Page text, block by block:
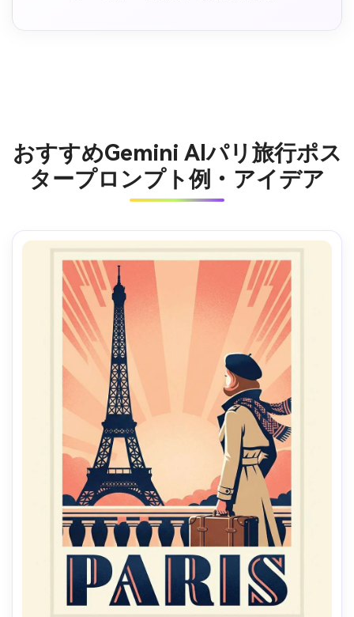
おすすめGemini AIパリ旅行ポス
タープロンプト例・アイデア